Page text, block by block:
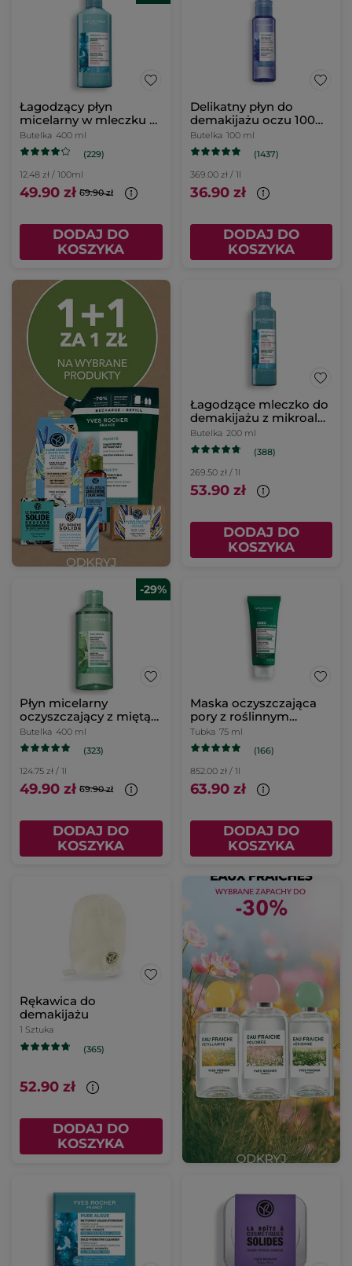
Łagodzący płyn
micelarny w mleczku z
mikroalgą 400 ml
Butelka 400 ml
(229)
12.48 zł / 100ml
49.90 zł 69.90 zł
DODAJ DO
KOSZYKA
Delikatny płyn do
demakijażu oczu 100
ml
Butelka 100 ml
(1437)
369.00 zł / 1l
36.90 zł
DODAJ DO
KOSZYKA
Łagodzące mleczko do
demakijażu z mikroalgą
200 ml
Butelka 200 ml
(388)
269.50 zł / 1l
53.90 zł
DODAJ DO
KOSZYKA
-29%
Płyn micelarny
oczyszczający z miętą
pieprzową 400 ml
Butelka 400 ml
(323)
124.75 zł / 1l
49.90 zł 69.90 zł
DODAJ DO
KOSZYKA
Maska oczyszczająca
pory z roślinnym
węglem 75 ml
Tubka 75 ml
(166)
852.00 zł / 1l
63.90 zł
DODAJ DO
KOSZYKA
Rękawica do
demakijażu
1 Sztuka
(365)
52.90 zł
DODAJ DO
KOSZYKA